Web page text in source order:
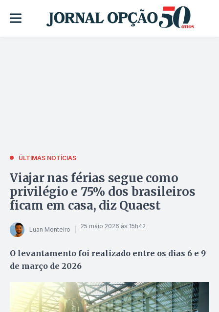
ÚLTIMAS NOTÍCIAS
Viajar nas férias segue como
privilégio e 75% dos brasileiros
ficam em casa, diz Quaest
Luan Monteiro 25 maio 2026 às 15h42
O levantamento foi realizado entre os dias 6 e 9
de março de 2026